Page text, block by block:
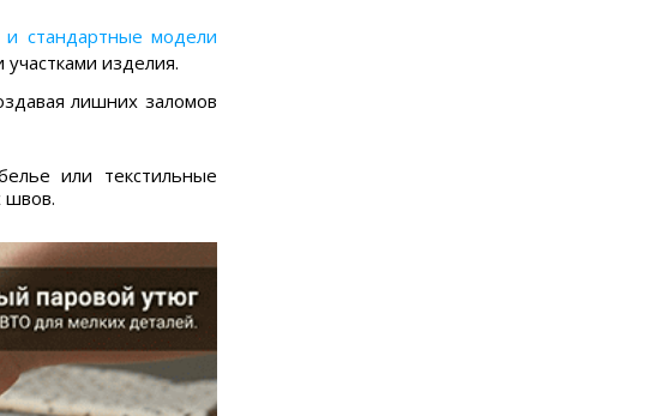
и стандартные модели
изделия.
лишних заломов
или текстильные
швов.